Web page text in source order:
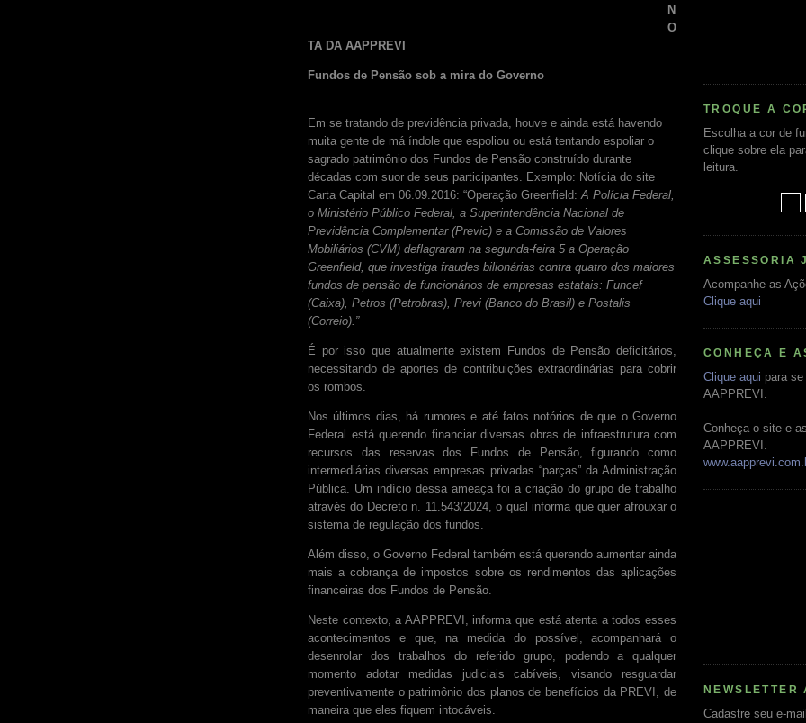
N
O
TA DA AAPPREVI
Fundos de Pensão sob a mira do Governo
Em se tratando de previdência privada, houve e ainda está havendo
muita gente de má índole que espoliou ou está tentando espoliar o
sagrado patrimônio dos Fundos de Pensão construído durante
décadas com suor de seus participantes. Exemplo: Notícia do site
Carta Capital em 06.09.2016: “Operação Greenfield: A Polícia Federal,
o Ministério Público Federal, a Superintendência Nacional de
Previdência Complementar (Previc) e a Comissão de Valores
Mobiliários (CVM) deflagraram na segunda-feira 5 a Operação
Greenfield, que investiga fraudes bilionárias contra quatro dos maiores
fundos de pensão de funcionários de empresas estatais: Funcef
(Caixa), Petros (Petrobras), Previ (Banco do Brasil) e Postalis
(Correio).”
É por isso que atualmente existem Fundos de Pensão deficitários,
necessitando de aportes de contribuições extraordinárias para cobrir
os rombos.
Nos últimos dias, há rumores e até fatos notórios de que o Governo
Federal está querendo financiar diversas obras de infraestrutura com
recursos das reservas dos Fundos de Pensão, figurando como
intermediárias diversas empresas privadas “parças” da Administração
Pública. Um indício dessa ameaça foi a criação do grupo de trabalho
através do Decreto n. 11.543/2024, o qual informa que quer afrouxar o
sistema de regulação dos fundos.
Além disso, o Governo Federal também está querendo aumentar ainda
mais a cobrança de impostos sobre os rendimentos das aplicações
financeiras dos Fundos de Pensão.
Neste contexto, a AAPPREVI, informa que está atenta a todos esses
acontecimentos e que, na medida do possível, acompanhará o
desenrolar dos trabalhos do referido grupo, podendo a qualquer
momento adotar medidas judiciais cabíveis, visando resguardar
preventivamente o patrimônio dos planos de benefícios da PREVI, de
maneira que eles fiquem intocáveis.
TROQUE A
Escolha a cor de
clique sobre ela
leitura.
ASSESSORIA
Acompanhe as
Clique aqui
CONHEÇA E
Clique aqui para
AAPPREVI.
Conheça o site e
AAPPREVI.
NEWSLETTER
Cadastre seu e-